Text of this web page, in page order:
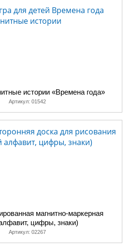
истории «Времена года»
Артикул: 01542
магнитно-маркерная
цифры, знаки)
Артикул: 02267